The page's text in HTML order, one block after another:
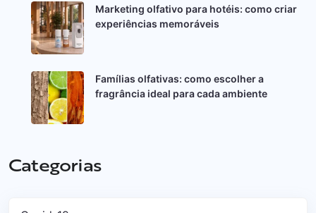
Marketing olfativo para hotéis: como criar
experiências memoráveis
Famílias olfativas: como escolher a
fragrância ideal para cada ambiente
Categorias